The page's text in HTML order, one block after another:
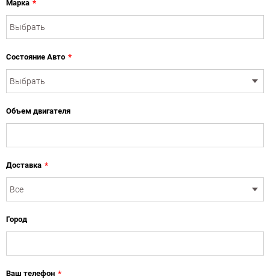
Марка *
Состояние Авто *
Объем двигателя
Доставка *
Город
Ваш телефон *